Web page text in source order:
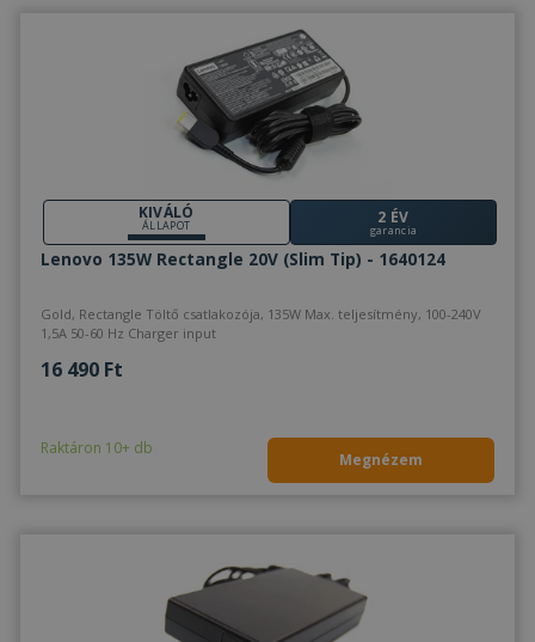
KIVÁLÓ
ÁLLAPOT 2 ÉV
garancia
Lenovo 135W Rectangle 20V (Slim Tip) - 1640124
Gold, Rectangle Töltő csatlakozója, 135W Max. teljesítmény, 100-240V
1,5A 50-60 Hz Charger input
16 490 Ft
Raktáron 10+ db
Megnézem